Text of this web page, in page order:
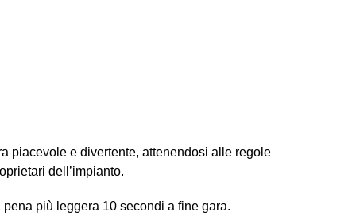
piacevole e divertente, attenendosi alle regole
dell’impianto.
più leggera 10 secondi a fine gara.